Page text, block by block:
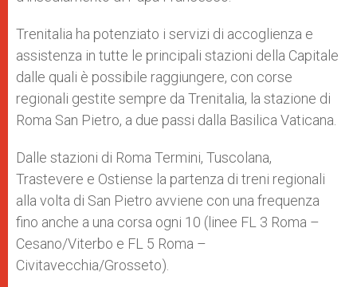
Trenitalia ha potenziato i servizi di accoglienza e
assistenza in tutte le principali stazioni della Capitale
dalle quali è possibile raggiungere, con corse
regionali gestite sempre da Trenitalia, la stazione di
Roma San Pietro, a due passi dalla Basilica Vaticana.
Dalle stazioni di Roma Termini, Tuscolana,
Trastevere e Ostiense la partenza di treni regionali
alla volta di San Pietro avviene con una frequenza
fino anche a una corsa ogni 10 (linee FL 3 Roma –
Cesano/Viterbo e FL 5 Roma –
Civitavecchia/Grosseto).